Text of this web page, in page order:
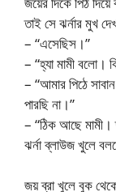
তাই সে ঝর্নার মুখ
– “এসেছিস।”
– “হ্যা মামী বলো।
– “আমার পিঠে
পারছি না।”
– “ঠিক আছে
ঝর্না ব্লাউজ খুলে
জয় ব্রা খুলে বুক থেকে